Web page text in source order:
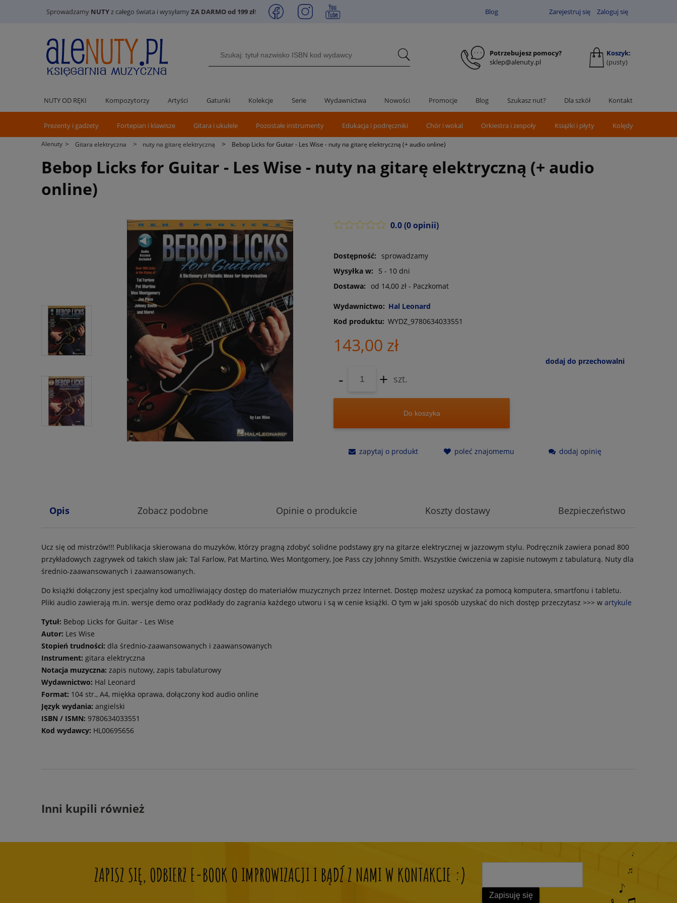
Sprowadzamy NUTYz całego świata i wysyłamyZA DARMO od 199 zł! Blog Zarejestruj się Zaloguj się
Potrzebujesz pomocy?
sklep@alenuty.pl
Koszyk:
(pusty)
NUTY OD RĘKI Kompozytorzy Artyści Gatunki Kolekcje Serie Wydawnictwa Nowości Promocje Blog Szukasz nut? Dla szkół Kontakt
Prezenty i gadżety Fortepian i klawisze Gitara i ukulele Pozostałe instrumenty Edukacja i podręczniki Chór i wokal Orkiestra i zespoły Książki i płyty Kolędy
Alenuty > Gitara elektryczna > nuty na gitarę elektryczną > Bebop Licks for Guitar - Les Wise - nuty na gitarę elektryczną (+ audio online)
Bebop Licks for Guitar - Les Wise - nuty na gitarę elektryczną (+ audio
online)
0.0(0 opinii)
Dostępność:
sprowadzamy
Wysyłka w:
5 - 10 dni
Dostawa:
od 14,00 zł - Paczkomat
Wydawnictwo: Hal Leonard
Kod produktu: WYDZ_9780634033551
143,00 zł
dodaj do przechowalni
- + szt.
Do koszyka
zapytaj o produkt poleć znajomemu dodaj opinię
Opis Zobacz podobne Opinie o produkcie Koszty dostawy Bezpieczeństwo
Ucz się od mistrzów!!! Publikacja skierowana do muzyków, którzy pragną zdobyć solidne podstawy gry na gitarze elektrycznej w jazzowym stylu. Podręcznik zawiera ponad 800
przykładowych zagrywek od takich sław jak: Tal Farlow, Pat Martino, Wes Montgomery, Joe Pass czy Johnny Smith. Wszystkie ćwiczenia w zapisie nutowym z tabulaturą. Nuty dla
średnio-zaawansowanych i zaawansowanych.
Do książki dołączony jest specjalny kod umożliwiający dostęp do materiałów muzycznych przez Internet. Dostęp możesz uzyskać za pomocą komputera, smartfonu i tabletu.
Pliki audio zawierają m.in. wersje demo oraz podkłady do zagrania każdego utworu i są w cenie książki. O tym w jaki sposób uzyskać do nich dostęp przeczytasz >>> w artykule
Tytuł: Bebop Licks for Guitar - Les Wise
Autor: Les Wise
Stopień trudności: dla średnio-zaawansowanych i zaawansowanych
Instrument: gitara elektryczna
Notacja muzyczna: zapis nutowy, zapis tabulaturowy
Wydawnictwo: Hal Leonard
Format: 104 str., A4, miękka oprawa, dołączony kod audio online
Język wydania: angielski
ISBN / ISMN: 9780634033551
Kod wydawcy: HL00695656
Inni kupili również
ZAPISZ SIĘ, ODBIERZ E-BOOK O IMPROWIZACJI I BĄDŹ Z NAMI W KONTAKCIE :)
Zapisuję się